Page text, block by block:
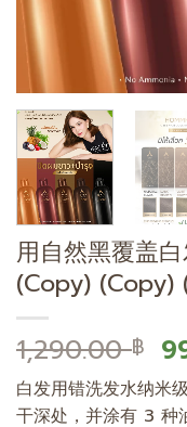
用自然黑覆盖
(Copy) (Copy)
1,290.00฿ 原
价
白发用错洗发水纳米
干深处，并涂有 3 种